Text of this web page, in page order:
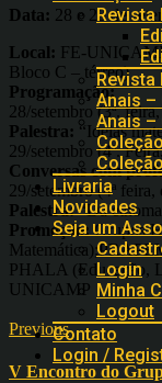
Revista
Revista
Anais –
Anais –
Livraria
Novidades
Seja um
Login
Minha
Logout
Contato
Login /
Data: 28 e 29 de
Local: FE-
Bloco C – térreo)
Programação:
28/setembro (3ª.
Palestra: “Ideias
29/setembro (4ª.
Conversas com
29/setembro (4ª feira,
Palestra:“Da
Promoção: Grupos
PHALA (Educação,
UNICAMP
Previous
V Encontro do